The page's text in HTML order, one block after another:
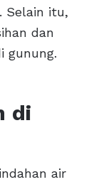
Selain itu,
dan
gunung.
di
air